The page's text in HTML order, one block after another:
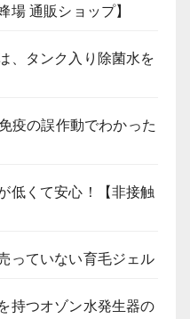
場 通販ショップ】
、タンク入り除菌水を
疫の誤作動でわかった
低くて安心！【非接触
っていない育毛ジェル
持つオゾン水発生器の